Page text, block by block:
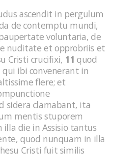
ascendit in pergulum
de contemptu mundi,
voluntaria, de
nuditate et opprobriis et
Cristi crucifixi, 11 quod
ibi convenerant in
flere; et
sidera clamabant, ita
mentis stuporem
die in Assisio tantus
quod nunquam in illa
Cristi fuit similis